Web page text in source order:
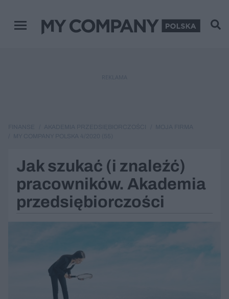
Menu główne
Jak szukać (i znaleźć)
pracowników. Akademia
przedsiębiorczości